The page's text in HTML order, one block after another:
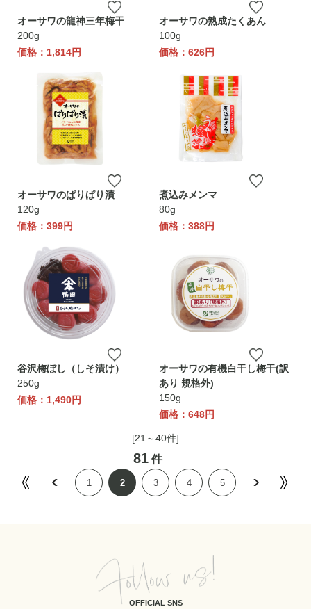
オーサワの龍神三年梅干
200g
価格：1,814円
オーサワの熟成たくあん
100g
価格：626円
オーサワのぱりぱり漬
120g
価格：399円
煮込みメンマ
80g
価格：388円
谷沢梅ぼし（しそ漬け）
250g
価格：1,490円
オーサワの有機白干し梅干(訳
あり 規格外)
150g
価格：648円
[21～40件]
81件
1 2 3 4 5
OFFICIAL SNS